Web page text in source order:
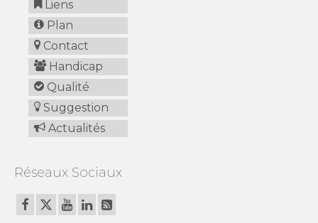
Liens
Plan
Contact
Handicap
Qualité
Suggestion
Actualités
Réseaux Sociaux